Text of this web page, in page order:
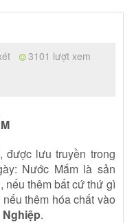
3101 lượt xem
được lưu truyền trong
Nước Mắm là sản
nếu thêm bất cứ thứ gì
nếu thêm hóa chất vào
.